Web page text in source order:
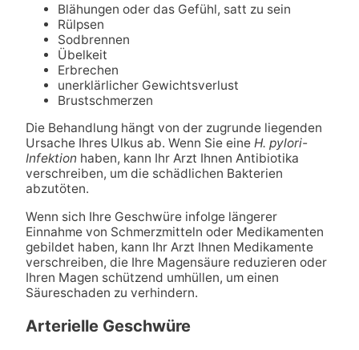
Blähungen oder das Gefühl, satt zu sein
Rülpsen
Sodbrennen
Übelkeit
Erbrechen
unerklärlicher Gewichtsverlust
Brustschmerzen
Die Behandlung hängt von der zugrunde liegenden
Ursache Ihres Ulkus ab. Wenn Sie eine H. pylori-
Infektion haben, kann Ihr Arzt Ihnen Antibiotika
verschreiben, um die schädlichen Bakterien
abzutöten.
Wenn sich Ihre Geschwüre infolge längerer
Einnahme von Schmerzmitteln oder Medikamenten
gebildet haben, kann Ihr Arzt Ihnen Medikamente
verschreiben, die Ihre Magensäure reduzieren oder
Ihren Magen schützend umhüllen, um einen
Säureschaden zu verhindern.
Arterielle Geschwüre